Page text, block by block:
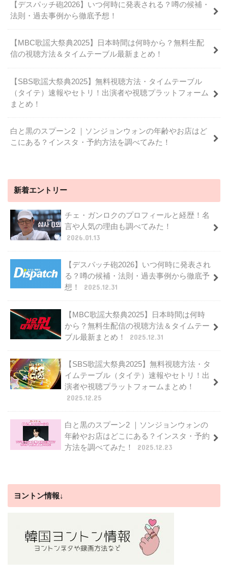
【デスパッチ砲2026】いつ何時に発表される？噂の候補・
法則・過去事例から徹底予想！
【MBC歌謡大祭典2025】日本時間は何時から？無料生配
信の視聴方法＆タイムテーブル最新まとめ！
【SBS歌謡大祭典2025】無料視聴方法・タイムテーブル
（タイテ）速報やセトリ！出演者や視聴プラットフォーム
まとめ！
白と黒のスプーン2 ｜ソンジョンウォンの年齢やお店はど
こにある？インスタ・予約方法を調べてみた！
新着エントリー
チェ・ガンロクのプロフィールと経歴！名
言や人気の理由も調べてみた！
2026.01.13
【デスパッチ砲2026】いつ何時に発表され
る？噂の候補・法則・過去事例から徹底予
想！
2025.12.31
【MBC歌謡大祭典2025】日本時間は何時
から？無料生配信の視聴方法＆タイムテー
ブル最新まとめ！
2025.12.31
【SBS歌謡大祭典2025】無料視聴方法・タ
イムテーブル（タイテ）速報やセトリ！出
演者や視聴プラットフォームまとめ！
2025.12.25
白と黒のスプーン2 ｜ソンジョンウォンの
年齢やお店はどこにある？インスタ・予約
方法を調べてみた！
2025.12.23
ヨントン情報↓